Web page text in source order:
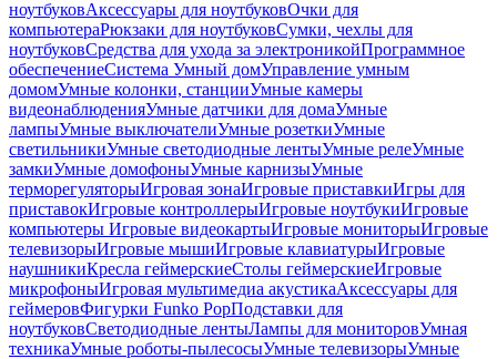
ноутбуковАксессуары для ноутбуковОчки для
компьютераРюкзаки для ноутбуковСумки, чехлы для
ноутбуковСредства для ухода за электроникойПрограммное
обеспечениеСистема Умный домУправление умным
домомУмные колонки, станцииУмные камеры
видеонаблюденияУмные датчики для домаУмные
лампыУмные выключателиУмные розеткиУмные
светильникиУмные светодиодные лентыУмные релеУмные
замкиУмные домофоныУмные карнизыУмные
терморегуляторыИгровая зонаИгровые приставкиИгры для
приставокИгровые контроллерыИгровые ноутбукиИгровые
компьютеры Игровые видеокартыИгровые мониторыИгровые
телевизорыИгровые мышиИгровые клавиатурыИгровые
наушникиКресла геймерскиеСтолы геймерскиеИгровые
микрофоныИгровая мультимедиа акустикаАксессуары для
геймеровФигурки Funko PopПодставки для
ноутбуковСветодиодные лентыЛампы для мониторовУмная
техникаУмные роботы-пылесосыУмные телевизорыУмные